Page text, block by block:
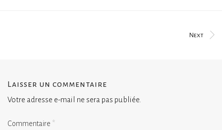
Next
Laisser un commentaire
Votre adresse e-mail ne sera pas publiée.
Commentaire *